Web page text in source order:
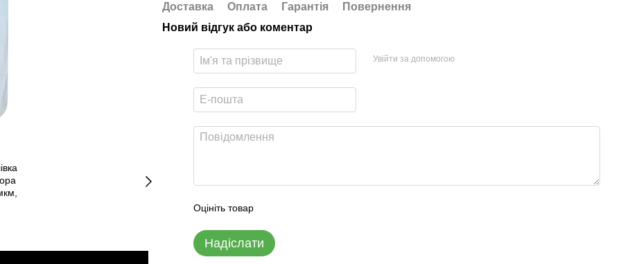
Доставка Оплата Гарантія
Повернення
Новий відгук або коментар
Увійти за допомогою
Оцініть товар
Надіслати